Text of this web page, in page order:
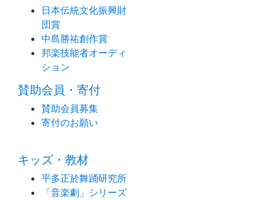
日本伝統文化振興財
団賞
中島勝祐創作賞
邦楽技能者オーディ
ション
賛助会員・寄付
賛助会員募集
寄付のお願い
キッズ・教材
平多正於舞踊研究所
「音楽劇」シリーズ